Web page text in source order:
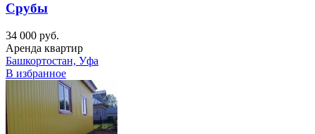
Срубы
34 000 руб.
Аренда квартир
Башкортостан, Уфа
В избранное